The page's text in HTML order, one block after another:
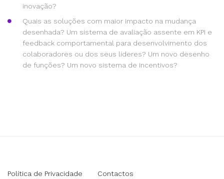
inovação?
Quais as soluções com maior impacto na mudança
desenhada? Um sistema de avaliação assente em KPI e
feedback comportamental para desenvolvimento dos
colaboradores ou dos seus líderes? Um novo desenho
de funções? Um novo sistema de incentivos?
Política de Privacidade Contactos